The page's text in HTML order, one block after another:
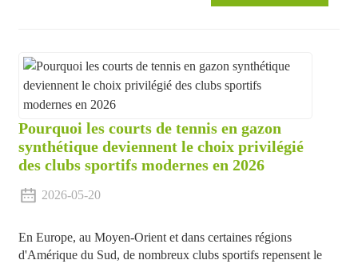
Pourquoi les courts de tennis en gazon
synthétique deviennent le choix privilégié
des clubs sportifs modernes en 2026
2026-05-20
En Europe, au Moyen-Orient et dans certaines régions
d'Amérique du Sud, de nombreux clubs sportifs repensent le